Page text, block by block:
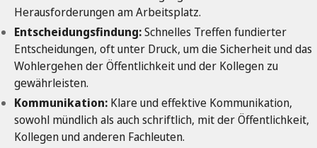
Herausforderungen am Arbeitsplatz.
Entscheidungsfindung:Schnelles Treffen fundierter
Entscheidungen, oft unter Druck, um die Sicherheit und das
Wohlergehen der Öffentlichkeit und der Kollegen zu
gewährleisten.
Kommunikation: Klare und effektive Kommunikation,
sowohl mündlich als auch schriftlich, mit der Öffentlichkeit,
Kollegen und anderen Fachleuten.